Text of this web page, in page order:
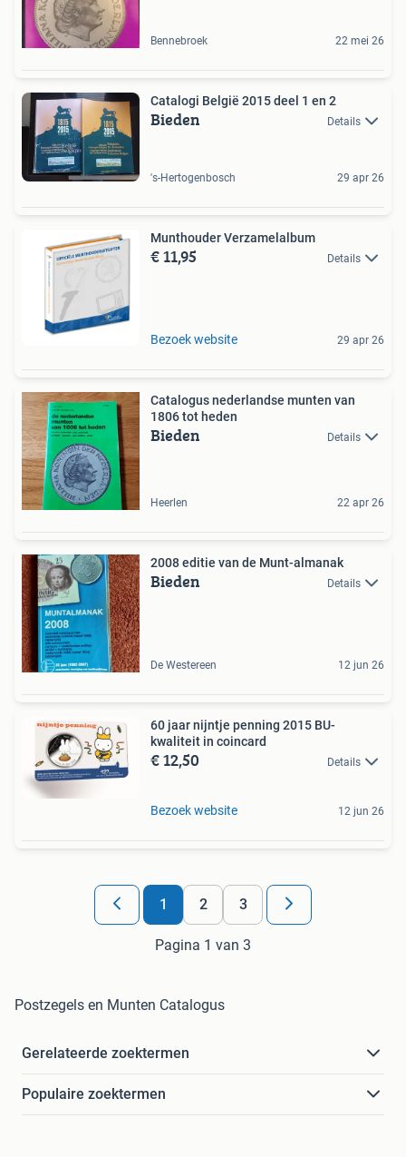
Bennebroek 22 mei 26
Catalogi België 2015 deel 1 en 2
Bieden Details
's-Hertogenbosch 29 apr 26
Munthouder Verzamelalbum
€ 11,95 Details
Bezoek website 29 apr 26
Catalogus nederlandse munten van
1806 tot heden
Bieden Details
Heerlen 22 apr 26
2008 editie van de Munt-almanak
Bieden Details
De Westereen 12 jun 26
60 jaar nijntje penning 2015 BU-
kwaliteit in coincard
€ 12,50 Details
Bezoek website 12 jun 26
1 2 3
Pagina 1 van 3
Postzegels en Munten Catalogus
Gerelateerde zoektermen
Populaire zoektermen